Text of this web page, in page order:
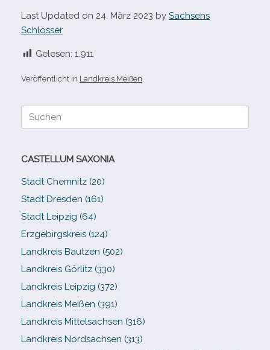
Last Updated on 24. März 2023 by Sachsens
Schlösser
Gelesen: 1.911
Veröffentlicht in Landkreis Meißen
Suche
CASTELLUM SAXONIA
Stadt Chemnitz (20)
Stadt Dresden (161)
Stadt Leipzig (64)
Erzgebirgskreis (124)
Landkreis Bautzen (502)
Landkreis Görlitz (330)
Landkreis Leipzig (372)
Landkreis Meißen (391)
Landkreis Mittelsachsen (316)
Landkreis Nordsachsen (313)